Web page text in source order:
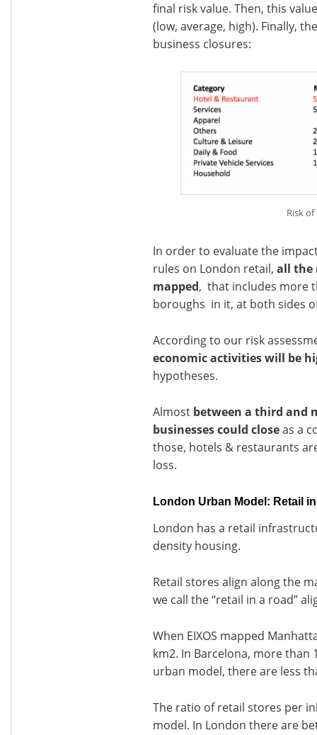
final risk value. Then, this
(low, average, high). Finally,
business closures:
Risk
In order to evaluate the
rules on London retail, all the
mapped, that includes more
boroughs in it, at both sides
According to our risk
economic activities will be
hypotheses.
Almost between a third and
businesses could closeas a
those, hotels & restaurants
loss.
London Urban Model: Retail
London has a retail
density housing.
Retail stores align along the
we call the “retail in a road”
When EIXOS mapped
km2. In Barcelona, more than
urban model, there are less
The ratio of retail stores per
model. In London there are